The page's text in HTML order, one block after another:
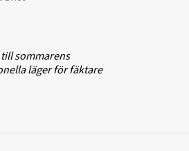
sommarens
läger för fäktare